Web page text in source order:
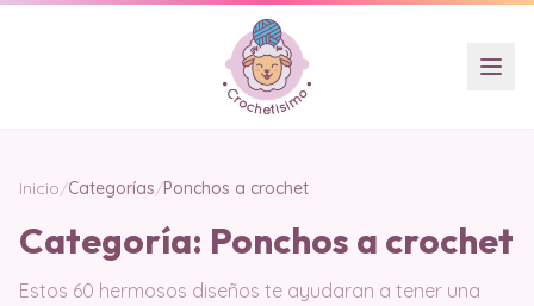
Inicio/Categorías/Ponchos a crochet
Categoría: Ponchos a crochet
Estos 60 hermosos diseños te ayudaran a tener una